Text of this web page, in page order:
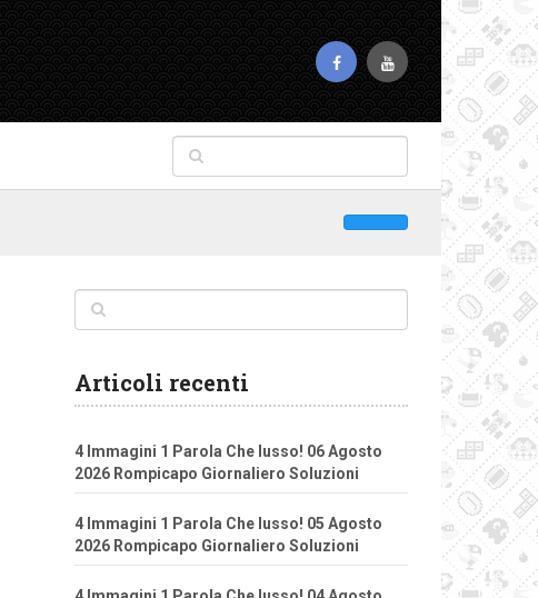
Articoli recenti
4 Immagini 1 Parola Che lusso! 06 Agosto
2026 Rompicapo Giornaliero Soluzioni
4 Immagini 1 Parola Che lusso! 05 Agosto
2026 Rompicapo Giornaliero Soluzioni